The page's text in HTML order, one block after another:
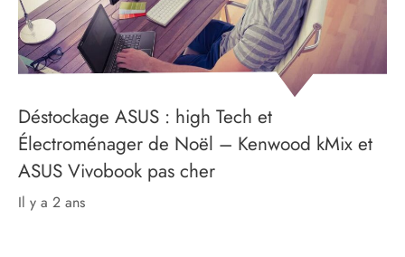
Déstockage ASUS : high Tech et
Électroménager de Noël – Kenwood kMix et
ASUS Vivobook pas cher
il y a 2 ans